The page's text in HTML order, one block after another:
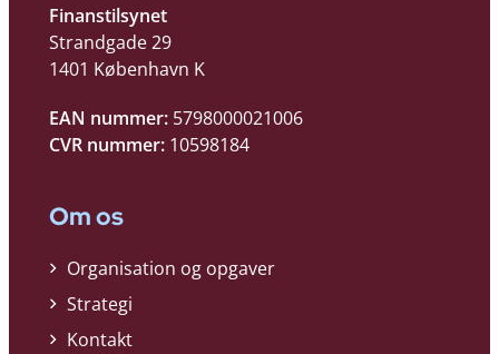
Finanstilsynet
Strandgade 29
1401 København K
EAN nummer: 5798000021006
CVR nummer: 10598184
Om os
Organisation og opgaver
Strategi
Kontakt